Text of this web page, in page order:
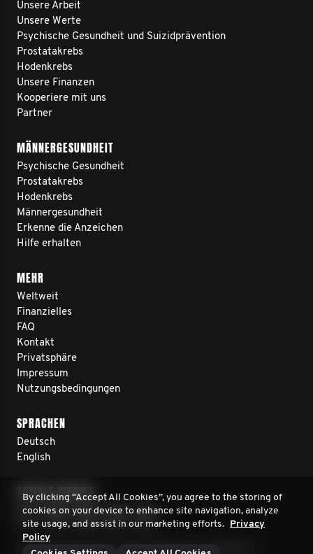
Unsere Arbeit
Unsere Werte
Psychische Gesundheit und Suizidprävention
Prostatakrebs
Hodenkrebs
Unsere Finanzen
Kooperiere mit uns
Partner
MÄNNERGESUNDHEIT
Psychische Gesundheit
Prostatakrebs
Hodenkrebs
Männergesundheit
Erkenne die Anzeichen
Hilfe erhalten
MEHR
Weltweit
Finanzielles
FAQ
Kontakt
Privatsphäre
Impressum
Nutzungsbedingungen
SPRACHEN
Deutsch
English
SOZIALE MEDIEN
© 2026 Movember Europe. Alle Rechte vorbehalten
By clicking “Accept All Cookies”, you agree to the storing of
cookies on your device to enhance site navigation, analyze
site usage, and assist in our marketing efforts. Privacy
Policy